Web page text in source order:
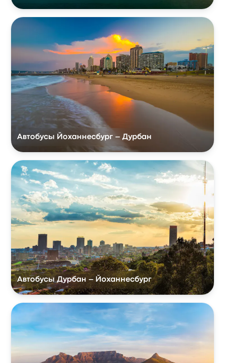
Автобусы Йоханнесбург – Дурбан
Автобусы Дурбан – Йоханнесбург